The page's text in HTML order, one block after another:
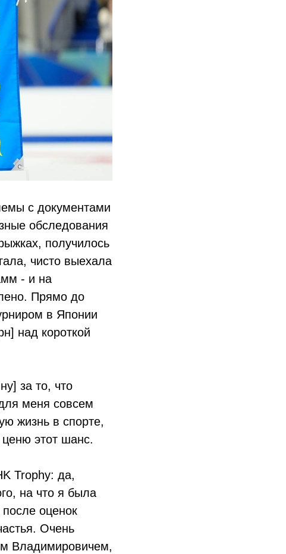
с документами
обследования
получилось
чисто выехала
- и на
Прямо до
в Японии
над короткой
за то, что
меня совсем
жизнь в спорте,
этот шанс.
Trophy: да,
на что я была
оценок
Очень
Владимировичем,